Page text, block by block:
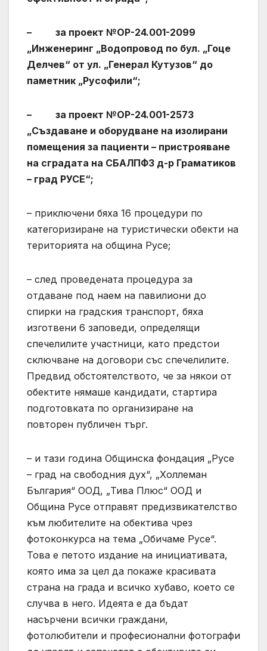
– за проект №OP-24.001-2099
„Инженеринг „Водопровод по бул. „Гоце
Делчев“ от ул. „Генерал Кутузов“ до
паметник „Русофили“;
– за проект №OP-24.001-2573
„Създаване и оборудване на изолирани
помещения за пациенти – пристрояване
на сградата на СБАЛПФЗ д-р Граматиков
– град РУСЕ“;
– приключени бяха 16 процедури по
категоризиране на туристически обекти на
територията на община Русе;
– след проведената процедура за
отдаване под наем на павилиони до
спирки на градския транспорт, бяха
изготвени 6 заповеди, определящи
спечелилите участници, като предстои
сключване на договори със спечелилите.
Предвид обстоятелството, че за някои от
обектите нямаше кандидати, стартира
подготовката по организиране на
повторен публичен търг.
– и тази година Общинска фондация „Русе
– град на свободния дух“, „Холлеман
България“ ООД, „Тива Плюс“ ООД и
Община Русе отправят предизвикателство
към любителите на обектива чрез
фотоконкурса на тема „Обичаме Русе“.
Това е петото издание на инициативата,
която има за цел да покаже красивата
страна на града и всичко хубаво, което се
случва в него. Идеята е да бъдат
насърчени всички граждани,
фотолюбители и професионални фотографи